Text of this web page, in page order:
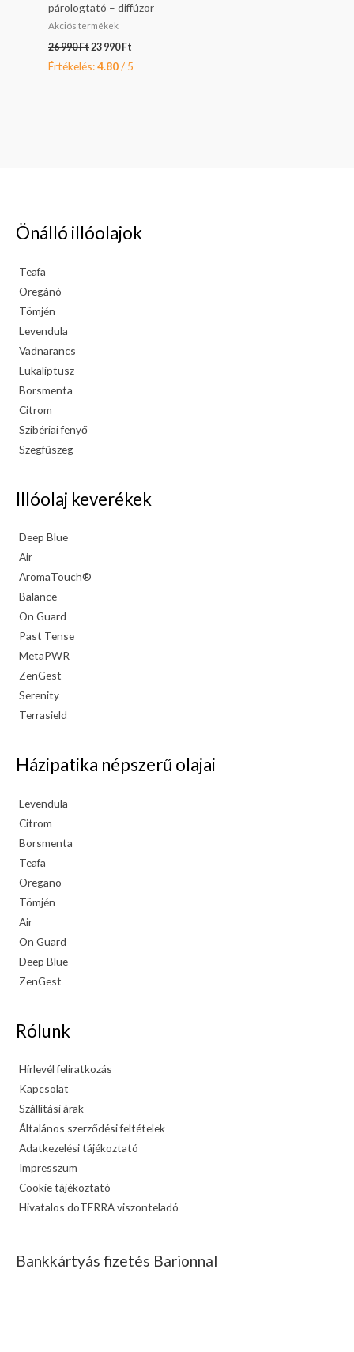
párologtató – diffúzor
Akciós termékek
26 990Ft23 990 Ft
Értékelés:4.80/ 5
Önálló illóolajok
Teafa
Oregánó
Tömjén
Levendula
Vadnarancs
Eukaliptusz
Borsmenta
Citrom
Szibériai fenyő
Szegfűszeg
Illóolaj keverékek
Deep Blue
Air
AromaTouch®
Balance
On Guard
Past Tense
MetaPWR
ZenGest
Serenity
Terrasield
Házipatika népszerű olajai
Levendula
Citrom
Borsmenta
Teafa
Oregano
Tömjén
Air
On Guard
Deep Blue
ZenGest
Rólunk
Hírlevél feliratkozás
Kapcsolat
Szállítási árak
Általános szerződési feltételek
Adatkezelési tájékoztató
Impresszum
Cookie tájékoztató
Hivatalos doTERRA viszonteladó
Bankkártyás fizetés Barionnal